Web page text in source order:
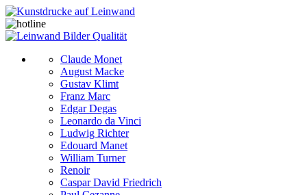
Claude Monet
August Macke
Gustav Klimt
Franz Marc
Edgar Degas
Leonardo da Vinci
Ludwig Richter
Edouard Manet
William Turner
Renoir
Caspar David Friedrich